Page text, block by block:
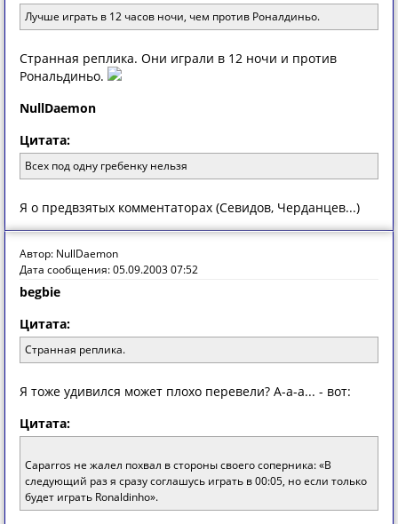
Лучше играть в 12 часов ночи, чем против Роналдиньо.
Странная реплика. Они играли в 12 ночи и против
Рональдиньо.
NullDaemon
Цитата:
Всех под одну гребенку нельзя
Я о предвзятых комментаторах (Севидов, Черданцев...)
Автор: NullDaemon
Дата сообщения: 05.09.2003 07:52
begbie
Цитата:
Странная реплика.
Я тоже удивился может плохо перевели? А-а-а... - вот:
Цитата:
Caparros не жалел похвал в стороны своего соперника: «В
следующий раз я сразу соглашусь играть в 00:05, но если только
будет играть Ronaldinho».